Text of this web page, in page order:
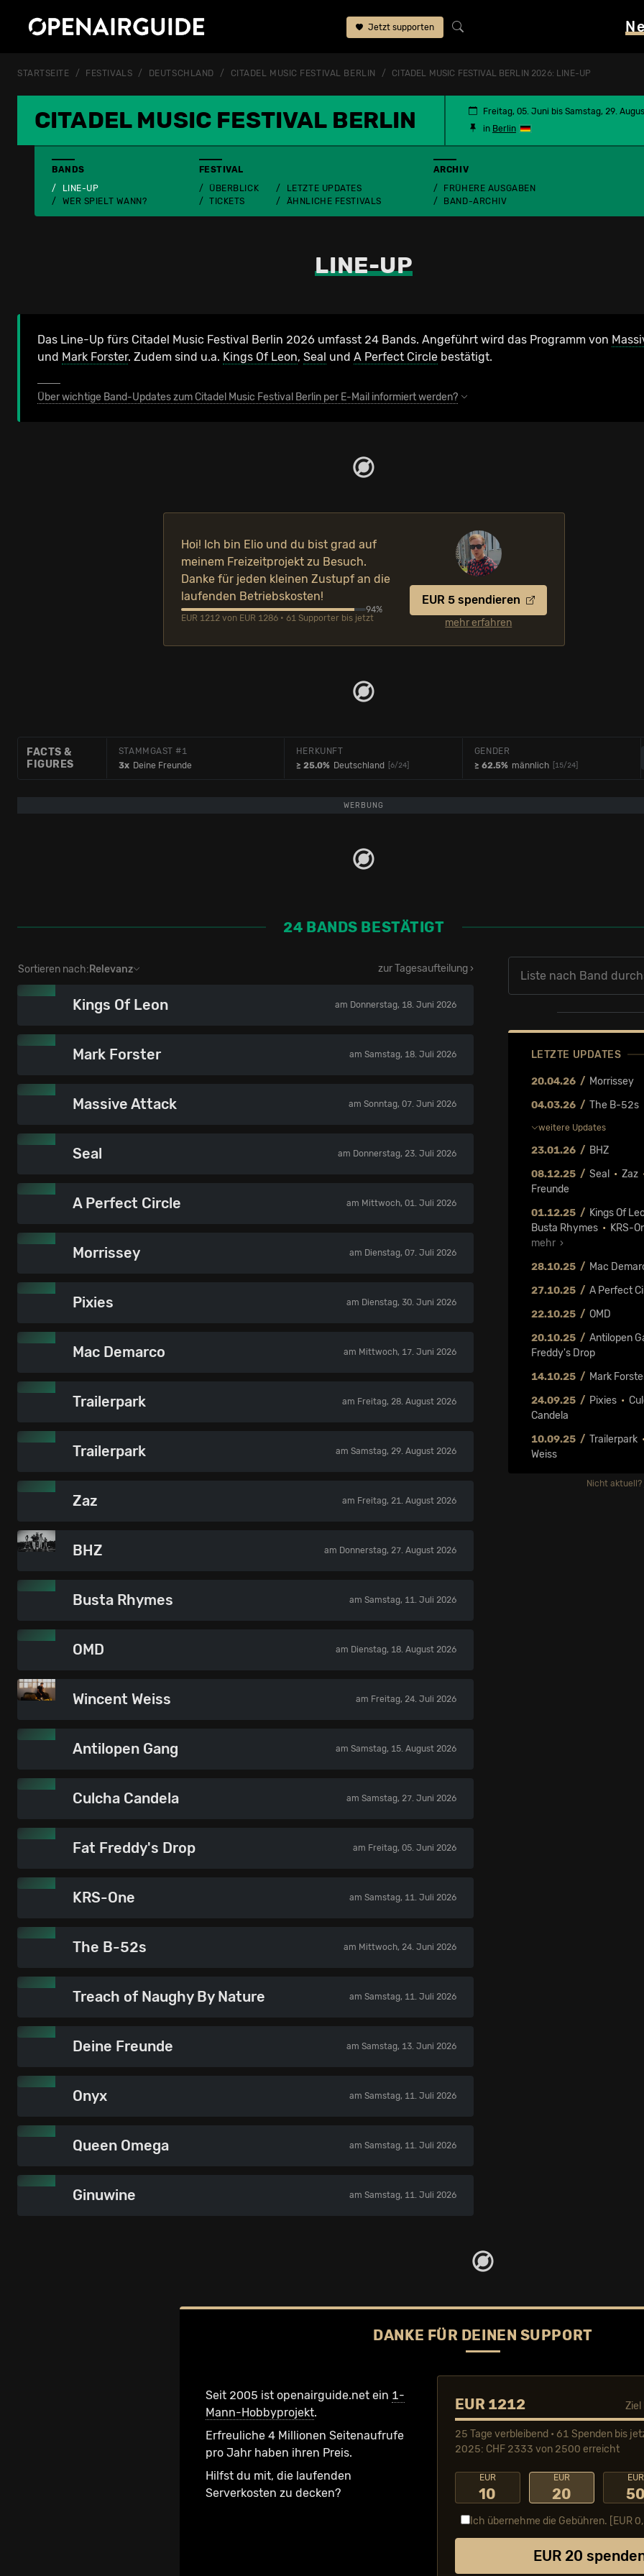
Jetzt supporten
STARTSEITE FESTIVALS DEUTSCHLAND CITADEL MUSIC FESTIVAL BERLIN CITADEL MUSIC FESTIVAL BERLIN 2026: LINE-UP
CITADEL MUSIC FESTIVAL BERLIN
Freitag, 05. Juni bis Samstag, 29.
in Berlin
BANDS
LINE-UP
WER SPIELT WANN?
FESTIVAL
ÜBERBLICK
TICKETS
LETZTE UPDATES
ÄHNLICHE FESTIVALS
ARCHIV
FRÜHERE AUSGABEN
BAND-ARCHIV
LINE-UP
Das Line-Up fürs Citadel Music Festival Berlin 2026 umfasst 24 Bands. Angeführt wird das Programm von
und Mark Forster. Zudem sind u.a. Kings Of Leon, Seal und A Perfect Circle bestätigt.
Über wichtige Band-Updates zum Citadel Music Festival Berlin per E-Mail informiert werden?
Hoi! Ich bin Elio und du bist grad auf
meinem Freizeitprojekt zu Besuch.
Danke für jeden kleinen Zustupf an die
laufenden Betriebskosten!
94%
EUR 1212 von EUR 1286 • 61 Supporter bis jetzt
EUR 5 spendieren
mehr erfahren
FACTS &
FIGURES
STAMMGAST #1
3x Deine Freunde
HERKUNFT
≥ 25.0% Deutschland [6/24]
GENDER
≥ 62.5% männlich [15/24]
WERBUNG
24 BANDS BESTÄTIGT
Sortieren nach: Relevanz zur Tagesaufteilung ›
Kings Of Leon am Donnerstag, 18. Juni 2026
Mark Forster am Samstag, 18. Juli 2026
Massive Attack am Sonntag, 07. Juni 2026
Seal am Donnerstag, 23. Juli 2026
A Perfect Circle am Mittwoch, 01. Juli 2026
Morrissey am Dienstag, 07. Juli 2026
Pixies am Dienstag, 30. Juni 2026
Mac Demarco am Mittwoch, 17. Juni 2026
Trailerpark am Freitag, 28. August 2026
Trailerpark am Samstag, 29. August 2026
Zaz am Freitag, 21. August 2026
BHZ am Donnerstag, 27. August 2026
Busta Rhymes am Samstag, 11. Juli 2026
OMD am Dienstag, 18. August 2026
Wincent Weiss am Freitag, 24. Juli 2026
Antilopen Gang am Samstag, 15. August 2026
Culcha Candela am Samstag, 27. Juni 2026
Fat Freddy's Drop am Freitag, 05. Juni 2026
KRS-One am Samstag, 11. Juli 2026
The B-52s am Mittwoch, 24. Juni 2026
Treach of Naughy By Nature am Samstag, 11. Juli 2026
Deine Freunde am Samstag, 13. Juni 2026
Onyx am Samstag, 11. Juli 2026
Queen Omega am Samstag, 11. Juli 2026
Ginuwine am Samstag, 11. Juli 2026
LETZTE UPDATES
20.04.26
Morrissey
04.03.26
The B-52s
weitere Updates
23.01.26
BHZ
08.12.25
Seal •Zaz
Freunde
01.12.25
Kings Of
Busta Rhymes • KRS-
mehr ›
28.10.25
Mac
27.10.25
A Perfect
22.10.25
OMD
20.10.25
Antilopen
Freddy's Drop
14.10.25
Mark
24.09.25
Pixies •
Candela
10.09.25
Trailerpark
Weiss
Nicht aktuell?
DANKE FÜR DEINEN SUPPORT
Seit 2005 ist openairguide.net ein 1-
Mann-Hobbyprojekt.
Erfreuliche 4 Millionen Seiten­aufrufe
pro Jahr haben ihren Preis.
Hilfst du mit, die laufenden
Serverkosten zu decken?
EUR 1212 Ziel
25 Tage verbleibend • 61 Spenden bis
2025: CHF 2333 von 2500 erreicht
EUR
10
EUR
20
EUR
50
Ich übernehme die Gebühren. [EUR
EUR 20